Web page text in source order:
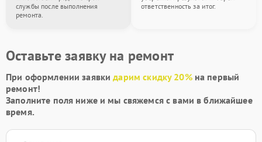
службы после выполнения
ремонта.
ответственность за итог.
Оставьте заявку на ремонт
При оформлении заявкидарим скидку 20%на первый
ремонт!
Заполните поля ниже и мы свяжемся с вами в ближайшее
время.